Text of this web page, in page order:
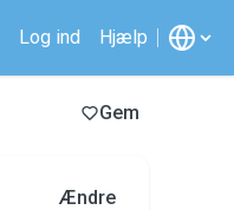
Log ind Hjælp
Gem
Ændre